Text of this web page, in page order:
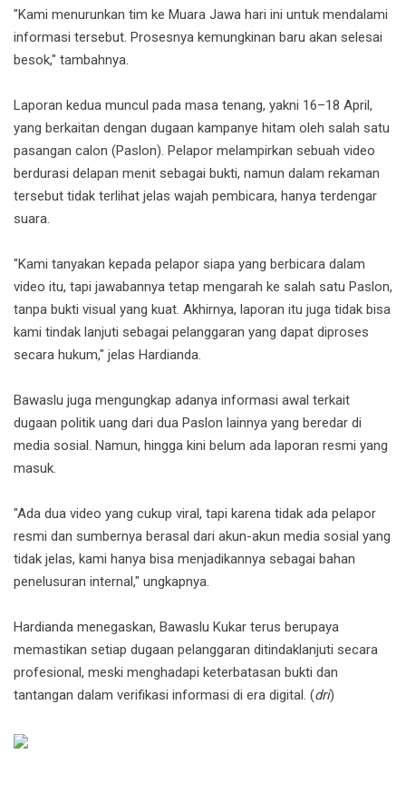
"Kami menurunkan tim ke Muara Jawa hari ini untuk mendalami
informasi tersebut. Prosesnya kemungkinan baru akan selesai
besok," tambahnya.
Laporan kedua muncul pada masa tenang, yakni 16–18 April,
yang berkaitan dengan dugaan kampanye hitam oleh salah satu
pasangan calon (Paslon). Pelapor melampirkan sebuah video
berdurasi delapan menit sebagai bukti, namun dalam rekaman
tersebut tidak terlihat jelas wajah pembicara, hanya terdengar
suara.
"Kami tanyakan kepada pelapor siapa yang berbicara dalam
video itu, tapi jawabannya tetap mengarah ke salah satu Paslon,
tanpa bukti visual yang kuat. Akhirnya, laporan itu juga tidak bisa
kami tindak lanjuti sebagai pelanggaran yang dapat diproses
secara hukum," jelas Hardianda.
Bawaslu juga mengungkap adanya informasi awal terkait
dugaan politik uang dari dua Paslon lainnya yang beredar di
media sosial. Namun, hingga kini belum ada laporan resmi yang
masuk.
"Ada dua video yang cukup viral, tapi karena tidak ada pelapor
resmi dan sumbernya berasal dari akun-akun media sosial yang
tidak jelas, kami hanya bisa menjadikannya sebagai bahan
penelusuran internal," ungkapnya.
Hardianda menegaskan, Bawaslu Kukar terus berupaya
memastikan setiap dugaan pelanggaran ditindaklanjuti secara
profesional, meski menghadapi keterbatasan bukti dan
tantangan dalam verifikasi informasi di era digital. (dri)